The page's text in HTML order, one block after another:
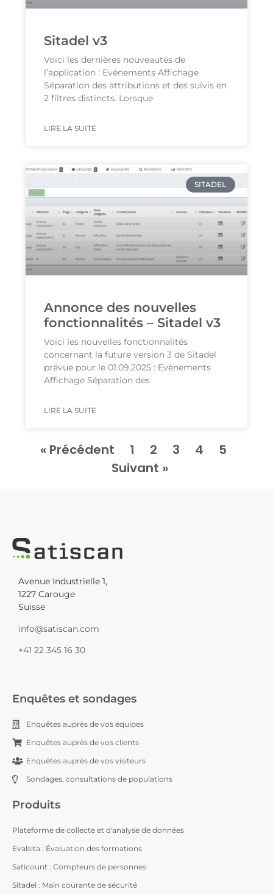
Sitadel v3
Voici les dernières nouveautés de
l’application : Evènements Affichage
Séparation des attributions et des suivis en
2 filtres distincts. Lorsque
LIRE LA SUITE
SITADEL
Annonce des nouvelles
fonctionnalités – Sitadel v3
Voici les nouvelles fonctionnalités
concernant la future version 3 de Sitadel
prévue pour le 01.09.2025 : Evènements
Affichage Séparation des
LIRE LA SUITE
« Précédent 1 2 3 4
5
Suivant »
Avenue Industrielle 1,
1227 Carouge
Suisse
info@satiscan.com
+41 22 345 16 30
Enquêtes et sondages
Enquêtes auprès de vos équipes
Enquêtes auprès de vos clients
Enquêtes auprès de vos visiteurs
Sondages, consultations de populations
Produits
Plateforme de collecte et d'analyse de données
Evalsita : Évaluation des formations
Saticount : Compteurs de personnes
Sitadel : Main courante de sécurité